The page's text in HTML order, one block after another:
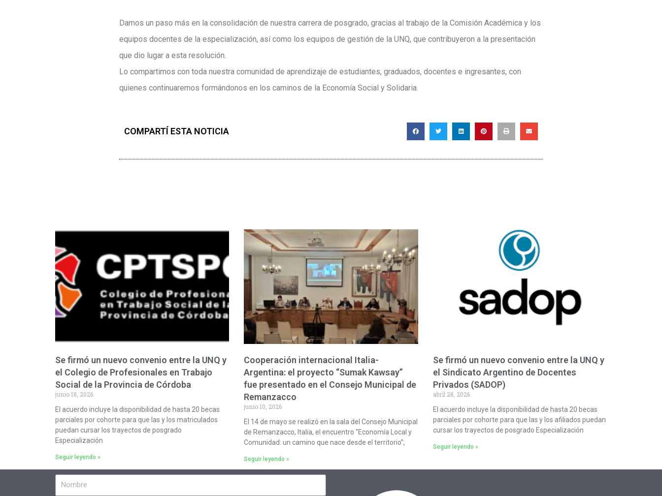
Damos un paso más en la consolidación de nuestra carrera de posgrado, gracias al trabajo de la Comisión Académica y los
equipos docentes de la especialización, así como los equipos de gestión de la UNQ, que contribuyeron a la presentación
que dio lugar a esta resolución.
Lo compartimos con toda nuestra comunidad de aprendizaje de estudiantes, graduados, docentes e ingresantes, con
quienes continuaremos formándonos en los caminos de la Economía Social y Solidaria.
COMPARTÍ ESTA NOTICIA
Se firmó un nuevo convenio entre la UNQ y
el Colegio de Profesionales en Trabajo
Social de la Provincia de Córdoba
junio 18, 2026
El acuerdo incluye la disponibilidad de hasta 20 becas
parciales por cohorte para que las y los matriculados
puedan cursar los trayectos de posgrado
Especialización
Seguir leyendo »
Cooperación internacional Italia-
Argentina: el proyecto “Sumak Kawsay”
fue presentado en el Consejo Municipal de
Remanzacco
junio 10, 2026
El 14 de mayo se realizó en la sala del Consejo Municipal
de Remanzacco, Italia, el encuentro “Economía Local y
Comunidad: un camino que nace desde el territorio”,
Seguir leyendo »
Se firmó un nuevo convenio entre la UNQ y
el Sindicato Argentino de Docentes
Privados (SADOP)
abril 28, 2026
El acuerdo incluye la disponibilidad de hasta 20 becas
parciales por cohorte para que las y los afiliados puedan
cursar los trayectos de posgrado Especialización
Seguir leyendo »